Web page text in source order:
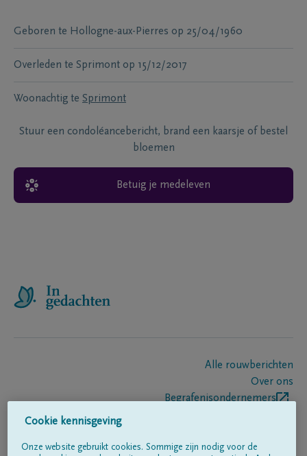
Geboren te Hollogne-aux-Pierres op 25/04/1960
Overleden te Sprimont op 15/12/2017
Woonachtig te Sprimont
Stuur een condoléancebericht, brand een kaarsje of bestel
bloemen
Betuig je medeleven
Alle rouwberichten
Over ons
Begrafenisondernemers
Cookie kennisgeving
Onze website gebruikt cookies. Sommige zijn nodig voor de